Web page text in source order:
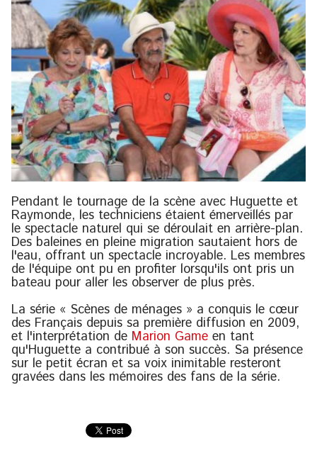
Pendant le tournage de la scène avec Huguette et
Raymonde, les techniciens étaient émerveillés par
le spectacle naturel qui se déroulait en arrière-plan.
Des baleines en pleine migration sautaient hors de
l'eau, offrant un spectacle incroyable. Les membres
de l'équipe ont pu en profiter lorsqu'ils ont pris un
bateau pour aller les observer de plus près.
La série « Scènes de ménages » a conquis le cœur
des Français depuis sa première diffusion en 2009,
et l'interprétation de Marion Game en tant
qu'Huguette a contribué à son succès. Sa présence
sur le petit écran et sa voix inimitable resteront
gravées dans les mémoires des fans de la série.